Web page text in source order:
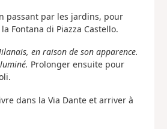
passant par les jardins, pour
Fontana di Piazza Castello.
en raison de son apparence.
Prolonger ensuite pour
dans la Via Dante et arriver à